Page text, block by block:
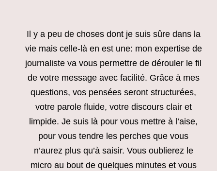
Il y a peu de choses dont je suis sûre dans la
vie mais celle-là en est une: mon expertise de
journaliste va vous permettre de dérouler le fil
de votre message avec facilité. Grâce à mes
questions, vos pensées seront structurées,
votre parole fluide, votre discours clair et
limpide. Je suis là pour vous mettre à l’aise,
pour vous tendre les perches que vous
n’aurez plus qu’à saisir. Vous oublierez le
micro au bout de quelques minutes et vous